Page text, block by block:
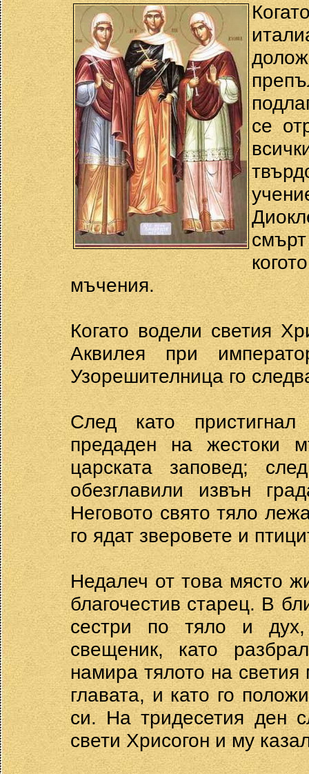
се
мъчения.
Когато водели светия
Аквилея при
Узорешителница го
След като
предаден на жестоки
царската заповед;
обезглавили извън
Неговото свято тяло
го ядат зверовете и
Недалеч от това място
благочестив старец. В
сестри по тяло и
свещеник, като
намира тялото на светия
главата, и като го
си. На тридесетия ден
свети Хрисогон и му